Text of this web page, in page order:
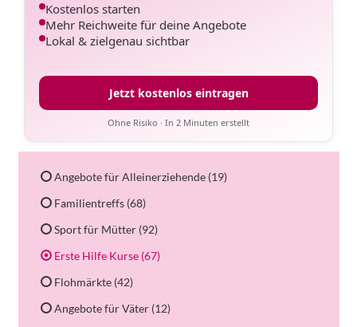
Kostenlos starten
Mehr Reichweite für deine Angebote
Lokal & zielgenau sichtbar
Jetzt kostenlos eintragen
Ohne Risiko · In 2 Minuten erstellt
Angebote für Alleinerziehende (19)
Familientreffs (68)
Sport für Mütter (92)
Erste Hilfe Kurse (67)
Flohmärkte (42)
Angebote für Väter (12)